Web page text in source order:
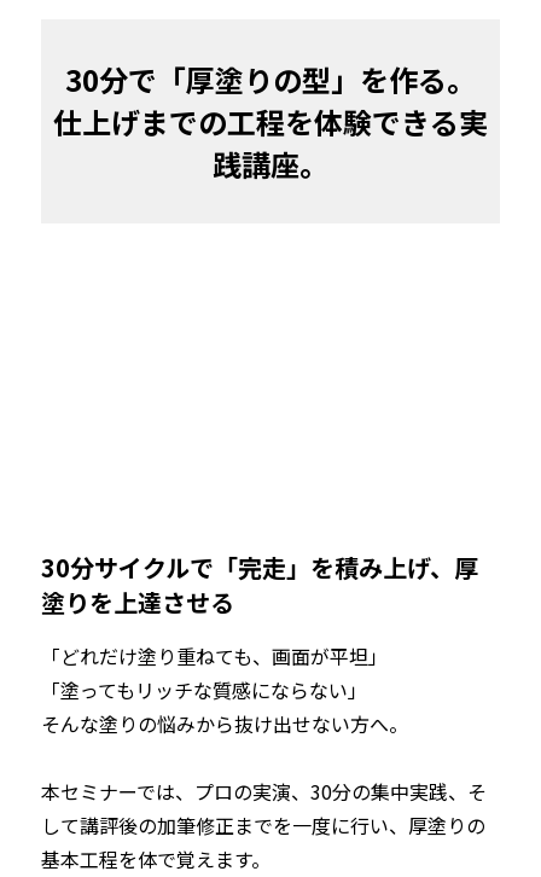
30分で「厚塗りの型」を作る。
仕上げまでの工程を体験できる実
践講座。
30分サイクルで「完走」を積み上げ、厚
塗りを上達させる
「どれだけ塗り重ねても、画面が平坦」
「塗ってもリッチな質感にならない」
そんな塗りの悩みから抜け出せない方へ。
本セミナーでは、プロの実演、30分の集中実践、そ
して講評後の加筆修正までを一度に行い、厚塗りの
基本工程を体で覚えます。